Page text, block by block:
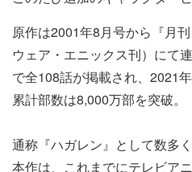
原作は2001年8月号から『月
ウェア・エニックス刊）にて
で全108話が掲載され、2021
累計部数は8,000万部を突破。
通称『ハガレン』として数多
本作は、これまでにテレビア